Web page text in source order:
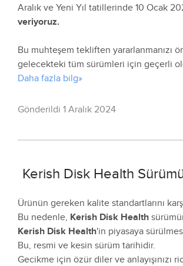
Aralık ve Yeni Yıl tatillerinde 10 Ocak
veriyoruz.
Bu muhteşem tekliften yararlanmanızı
gelecekteki tüm sürümleri için geçerli
Daha fazla bilg»
Gönderildi 1 Aralık 2024
Kerish Disk Health
Ürünün gereken kalite standartlarını
Bu nedenle, Kerish Disk Health
Kerish Disk Health'in piyasaya
Bu, resmi ve kesin sürüm tarihidir.
Gecikme için özür diler ve anlayışınızı